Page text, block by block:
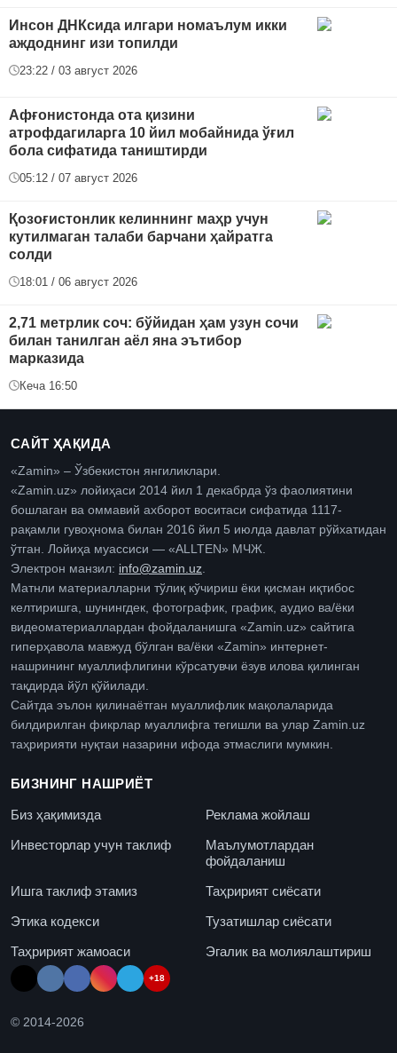
Инсон ДНКсида илгари номаълум икки
аждоднинг изи топилди
23:22 / 03 август 2026
Афғонистонда ота қизини
атрофдагиларга 10 йил мобайнида ўғил
бола сифатида таништирди
05:12 / 07 август 2026
Қозоғистонлик келиннинг маҳр учун
кутилмаган талаби барчани ҳайратга
солди
18:01 / 06 август 2026
2,71 метрлик соч: бўйидан ҳам узун сочи
билан танилган аёл яна эътибор
марказида
Кеча 16:50
САЙТ ҲАҚИДА
«Zamin» – Ўзбекистон янгиликлари.
«Zamin.uz» лойиҳаси 2014 йил 1 декабрда ўз фаолиятини
бошлаган ва оммавий ахборот воситаси сифатида 1117-
рақамли гувоҳнома билан 2016 йил 5 июлда давлат рўйхатидан
ўтган. Лойиҳа муассиси — «ALLTEN» МЧЖ.
Электрон манзил: info@zamin.uz
Матнли материалларни тўлиқ кўчириш ёки қисман иқтибос
келтиришга, шунингдек, фотографик, график, аудио ва/ёки
видеоматериаллардан фойдаланишга «Zamin.uz» сайтига
гиперҳавола мавжуд бўлган ва/ёки «Zamin» интернет-
нашрининг муаллифлигини кўрсатувчи ёзув илова қилинган
тақдирда йўл қўйилади.
Сайтда эълон қилинаётган муаллифлик мақолаларида
билдирилган фикрлар муаллифга тегишли ва улар Zamin.uz
таҳририяти нуқтаи назарини ифода этмаслиги мумкин.
БИЗНИНГ НАШРИЁТ
Биз ҳақимизда
Реклама жойлаш
Инвесторлар учун таклиф
Маълумотлардан
фойдаланиш
Ишга таклиф этамиз
Таҳририят сиёсати
Этика кодекси
Тузатишлар сиёсати
Таҳририят жамоаси
Эгалик ва молиялаштириш
+18
© 2014-2026